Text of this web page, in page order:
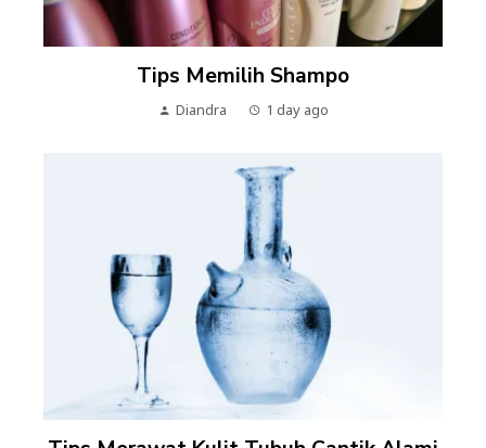
Tips Memilih Shampo
Diandra 1 day ago